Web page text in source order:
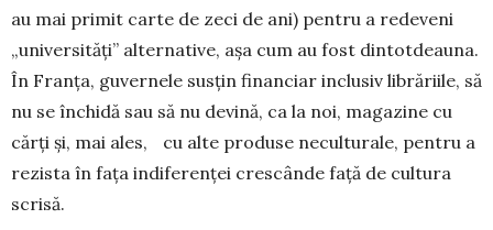
au mai primit carte de zeci de ani) pentru a redeveni
„universități” alternative, așa cum au fost dintotdeauna.
În Franța, guvernele susțin financiar inclusiv librăriile, să
nu se închidă sau să nu devină, ca la noi, magazine cu
cărți și, mai ales, cu alte produse neculturale, pentru a
rezista în fața indiferenței crescânde față de cultura
scrisă.